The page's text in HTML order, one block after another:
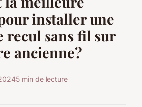
installer une
recul sans fil sur
ancienne?
5 min de lecture